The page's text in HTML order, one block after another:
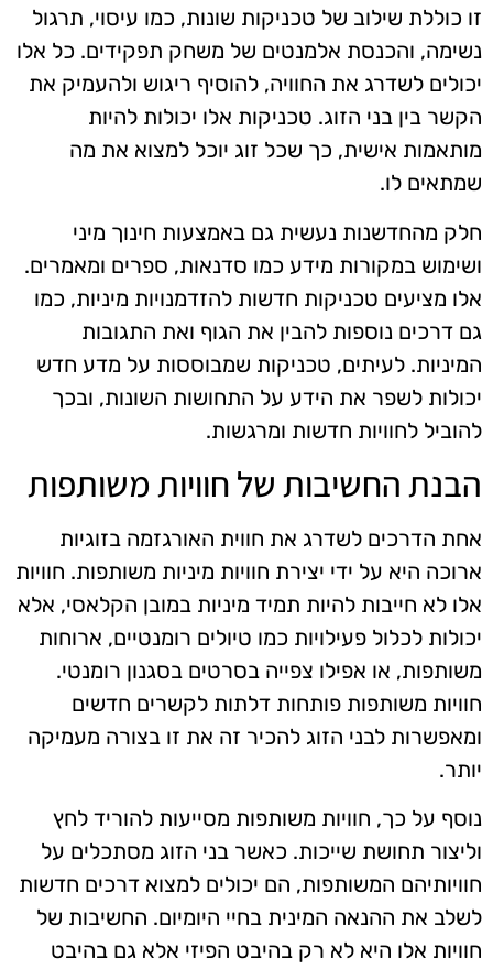
זו כוללת שילוב של טכניקות שונות, כמו עיסוי, תרגול
נשימה, והכנסת אלמנטים של משחק תפקידים. כל אלו
יכולים לשדרג את החוויה, להוסיף ריגוש ולהעמיק את
הקשר בין בני הזוג. טכניקות אלו יכולות להיות
מותאמות אישית, כך שכל זוג יוכל למצוא את מה
שמתאים לו.
חלק מהחדשנות נעשית גם באמצעות חינוך מיני
ושימוש במקורות מידע כמו סדנאות, ספרים ומאמרים.
אלו מציעים טכניקות חדשות להזדמנויות מיניות, כמו
גם דרכים נוספות להבין את הגוף ואת התגובות
המיניות. לעיתים, טכניקות שמבוססות על מדע חדש
יכולות לשפר את הידע על התחושות השונות, ובכך
להוביל לחוויות חדשות ומרגשות.
הבנת החשיבות של חוויות משותפות
אחת הדרכים לשדרג את חווית האורגזמה בזוגיות
ארוכה היא על ידי יצירת חוויות מיניות משותפות. חוויות
אלו לא חייבות להיות תמיד מיניות במובן הקלאסי, אלא
יכולות לכלול פעילויות כמו טיולים רומנטיים, ארוחות
משותפות, או אפילו צפייה בסרטים בסגנון רומנטי.
חוויות משותפות פותחות דלתות לקשרים חדשים
ומאפשרות לבני הזוג להכיר זה את זו בצורה מעמיקה
יותר.
נוסף על כך, חוויות משותפות מסייעות להוריד לחץ
וליצור תחושת שייכות. כאשר בני הזוג מסתכלים על
חוויותיהם המשותפות, הם יכולים למצוא דרכים חדשות
לשלב את ההנאה המינית בחיי היומיום. החשיבות של
חוויות אלו היא לא רק בהיבט הפיזי אלא גם בהיבט